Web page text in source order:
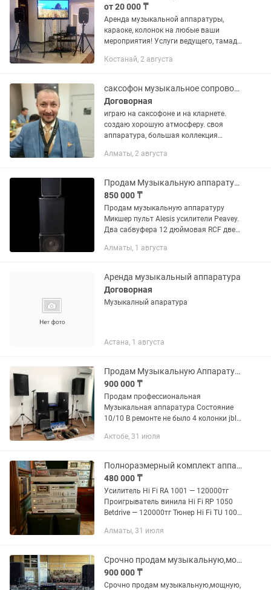
от 20 000 ₸
Аренда музыкальной аппаратуры,
караоке, колонок на любые ваши
мероприятия! Услуги ведущего, тамада
Доставка, монтаж бесплатно до
Костанай, 2 августа
саксофон музыкальное сопровождение мероприятий
Договорная
играю на саксофоне и на кларнете.
создаю хорошую атмосферу. своя
аппаратура, большая коллекция
песен. идеально для мероприятий на
Алматы, 2 августа
Продам Музыкальную аппаратуру. Комплект
850 000 ₸
Продам музыкальную аппаратуру
Микшер пульт Alesis усилители Peavey.
Два сабвуфера 12 дюймовая RCF две
дюймовая колонки 2 штуки. Микрофон
Алматы, 1 августа
Аренда музыкальный аппаратура
Договорная
Музыкалный апаратура
Астана, 1 августа
Продам Музыкальную Аппаратура
900 000 ₸
Продам профессиональная
Музыкальная аппаратура Состояние
10/10 В ремонте не было 4 колонки jbl
пассивный пульт 3 беспроводных
2...
Актобе, 31 июля
Полноразмерный комплект аппаратуры NORDMENDE — Германия
480 000 ₸
Усилитель Hi Fi RA 1001 — 120000тг
Проигрыватель винила Hi Fi RP 1050
Betdrive — 120000тг Тюнер Hi Fi TU 1001
Cassett Deck CD Hi Fi 1001 — 120000тг
Алматы, 31 июля
Срочно продам музыкальную,мощную, профессиональную аппаратуру
900 000 ₸
Срочно продам музыкальную,мощную,